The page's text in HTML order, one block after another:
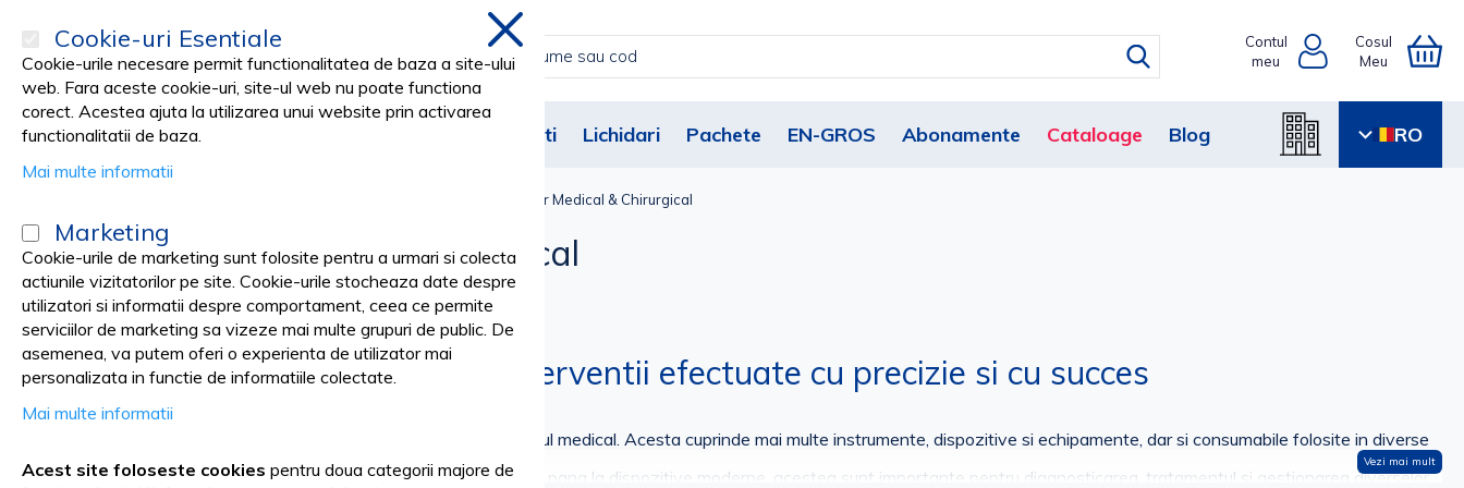
Contul
meu
RO
Cosul
Meu
PRODUSE Noutati Lichidari Pachete EN-GROS Abonamente Cataloage Blog
Instrumentar Medical & Chirurgical
Instrumentar Medical & Chirurgical
Instrumente chirurgicale pentru interventii efectuate cu precizie si cu succes
Instrumentarul este un aspect ce nu trebuie sa fie neglijat in domeniul medical. Acesta cuprinde mai multe instrumente, dispozitive si echipamente, dar si consumabile folosite in diverse
proceduri medicale si chirurgicale. De la bisturiuri si suturi chirurgicale
, pana la dispozitive moderne, acestea sunt importante pentru diagnosticarea, tratamentul si gestionarea diverselor
Vezi mai mult
inchide
Cookie-uri Esentiale
Cookie-urile necesare permit functionalitatea de baza a site-ului
web. Fara aceste cookie-uri, site-ul web nu poate functiona
corect. Acestea ajuta la utilizarea unui website prin activarea
functionalitatii de baza.
Mai multe informatii
Marketing
Cookie-urile de marketing sunt folosite pentru a urmari si colecta
actiunile vizitatorilor pe site. Cookie-urile stocheaza date despre
utilizatori si informatii despre comportament, ceea ce permite
serviciilor de marketing sa vizeze mai multe grupuri de public. De
asemenea, va putem oferi o experienta de utilizator mai
personalizata in functie de informatiile colectate.
Mai multe informatii
Acest site foloseste cookies pentru doua categorii majore de